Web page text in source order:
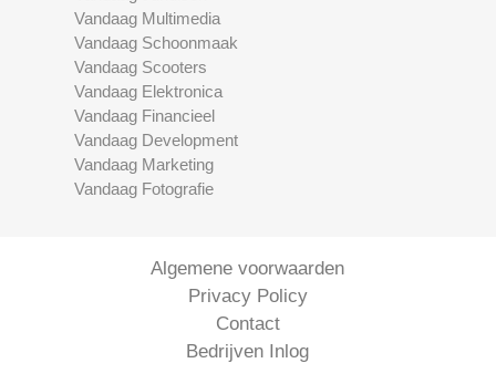
Vandaag Multimedia
Vandaag Schoonmaak
Vandaag Scooters
Vandaag Elektronica
Vandaag Financieel
Vandaag Development
Vandaag Marketing
Vandaag Fotografie
Algemene voorwaarden
Privacy Policy
Contact
Bedrijven Inlog